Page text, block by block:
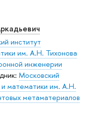
институт
им. А.Н. Тихонова
инженерии
Московский
и математики им. А.Н.
метаматериалов